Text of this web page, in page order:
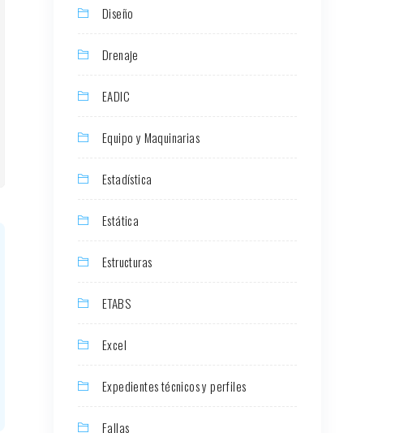
Diseño
Drenaje
EADIC
Equipo y Maquinarias
Estadística
Estática
Estructuras
ETABS
Excel
Expedientes técnicos y perfiles
Fallas